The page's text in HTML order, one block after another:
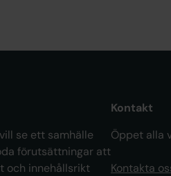
se ett samhälle
förutsättningar att
och innehållsrikt
Kontakt
Öppet alla
Kontakta